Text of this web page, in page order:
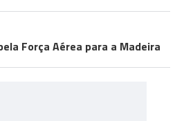
Força Aérea para a Madeira